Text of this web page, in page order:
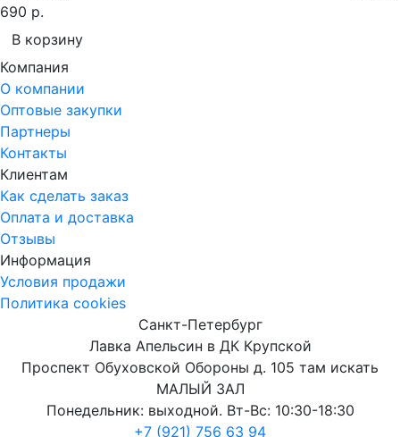
690 р.
В корзину
Компания
О компании
Оптовые закупки
Партнеры
Контакты
Клиентам
Как сделать заказ
Оплата и доставка
Отзывы
Информация
Условия продажи
Политика cookies
Санкт-Петербург
Лавка Апельсин в ДК Крупской
Проспект Обуховской Обороны д. 105 там искать
МАЛЫЙ ЗАЛ
Понедельник: выходной. Вт-Вс: 10:30-18:30
+7 (921) 756 63 94